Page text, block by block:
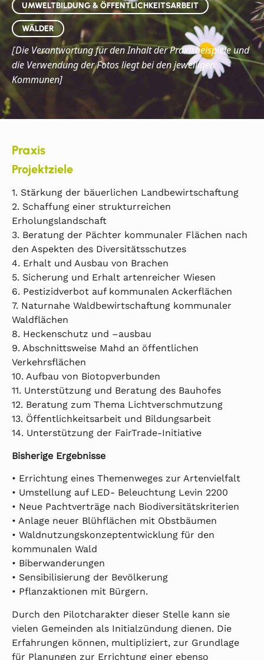
UMWELTBILDUNG & ÖFFENTLICHKEITSARBEIT
WÄLDER
[Die Verantwortung für den Inhalt der Praxisbeispiele und
die Verwendung der Fotos liegt bei den jeweiligen
Kommunen]
Praxis
Projektziele
1. Stärkung der bäuerlichen Landbewirtschaftung
2. Schaffung einer strukturreichen
Erholungslandschaft
3. Beratung der Pächter kommunaler Flächen nach
den Aspekten des Diversitätsschutzes
4. Erhalt und Ausbau von Brachen
5. Sicherung und Erhalt artenreicher Wiesen
6. Pestizidverbot auf kommunalen Ackerflächen
7. Naturnahe Waldbewirtschaftung kommunaler
Waldflächen
8. Heckenschutz und –ausbau
9. Abschnittsweise Mahd an öffentlichen
Verkehrsflächen
10. Aufbau von Biotopverbunden
11. Unterstützung und Beratung des Bauhofes
12. Beratung zum Thema Lichtverschmutzung
13. Öffentlichkeitsarbeit und Bildungsarbeit
14. Unterstützung der FairTrade-Initiative
Bisherige Ergebnisse
• Errichtung eines Themenweges zur Artenvielfalt
• Umstellung auf LED- Beleuchtung Levin 2200
• Neue Pachtverträge nach Biodiversitätskriterien
• Anlage neuer Blühflächen mit Obstbäumen
• Waldnutzungskonzeptentwicklung für den
kommunalen Wald
• Biberwanderungen
• Sensibilisierung der Bevölkerung
• Pflanzaktionen mit Bürgern.
Durch den Pilotcharakter dieser Stelle kann sie
vielen Gemeinden als Initialzündung dienen. Die
Erfahrungen können, multipliziert, zur Grundlage
für Planungen zur Errichtung einer ebenso